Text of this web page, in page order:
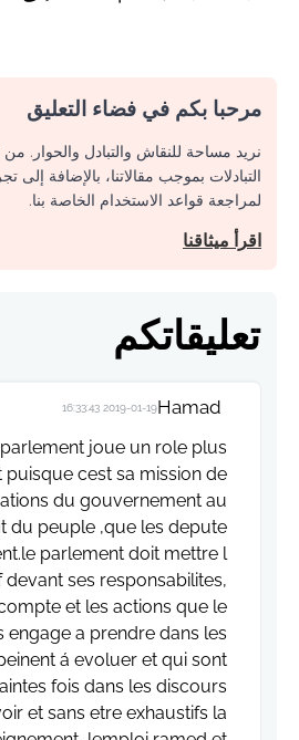
مرحبا بكم في فضاء التعليق
نريد مساحة للنقاش والتبادل والحوار.
التبادلات بموجب مقالاتنا، بالإضافة
لمراجعة قواعد الاستخدام الخاصة بنا.
اقرأ ميثاقنا
تعليقاتكم
Hamad
2019-01-19 16:33:43
joue un role plus
cest sa mission de
du gouvernement au
du peuple ,que les depute
parlement doit mettre l
devant ses responsabilites,
et les actions que le
engage a prendre dans les
á evoluer et qui sont
fois dans les discours
et sans etre exhaustifs la